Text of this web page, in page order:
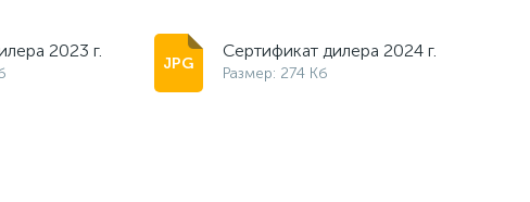
2023 г. Сертификат дилера 2024 г.
Размер: 274 Кб